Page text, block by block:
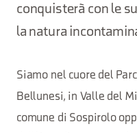
conquisterà con le
la natura
Siamo nel cuore del
Bellunesi, in Valle del
comune di Sospirolo